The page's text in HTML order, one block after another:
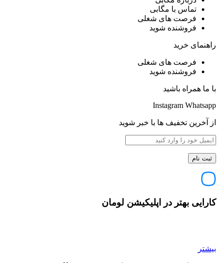
تماس با مگابی
فرصت های شغلی
فروشنده شوید
راهنمای خرید
فرصت های شغلی
فروشنده شوید
با ما همراه باشید
Instagram Whatsapp
از آخرین تخفیف ها با خبر شوید
کارایی بهتر در اپلیکیشن لومان
بیشتر